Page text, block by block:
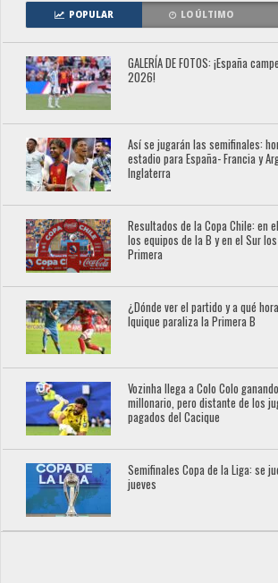
POPULAR LO ÚLTIMO
GALERÍA DE FOTOS: ¡España
2026!
Así se jugarán las semifinales:
estadio para España- Francia y
Inglaterra
Resultados de la Copa Chile: en
los equipos de la B y en el Sur
Primera
¿Dónde ver el partido y a qué
Iquique paraliza la Primera B
Vozinha llega a Colo Colo
millonario, pero distante de los
pagados del Cacique
Semifinales Copa de la Liga: se
jueves